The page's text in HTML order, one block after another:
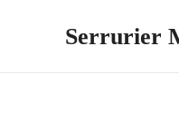
Serrurier